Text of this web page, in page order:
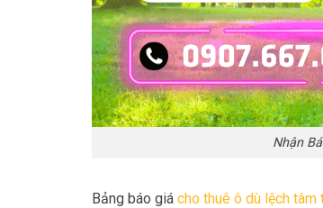
Nhận
Bảng báo giá cho thuê ô dù lệch tâm